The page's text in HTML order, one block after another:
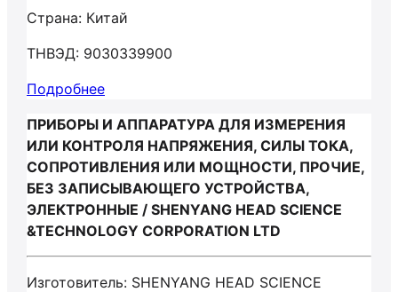
Страна: Китай
ТНВЭД: 9030339900
Подробнее
ПРИБОРЫ И АППАРАТУРА ДЛЯ ИЗМЕРЕНИЯ
ИЛИ КОНТРОЛЯ НАПРЯЖЕНИЯ, СИЛЫ ТОКА,
СОПРОТИВЛЕНИЯ ИЛИ МОЩНОСТИ, ПРОЧИЕ,
БЕЗ ЗАПИСЫВАЮЩЕГО УСТРОЙСТВА,
ЭЛЕКТРОННЫЕ / SHENYANG HEAD SCIENCE
&TECHNOLOGY CORPORATION LTD
Изготовитель: SHENYANG HEAD SCIENCE